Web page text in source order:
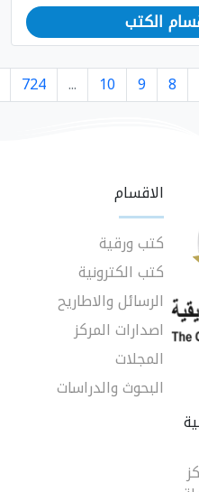
10
...
724
725
الكترونية
والاطاريح
المركز
والدراسات